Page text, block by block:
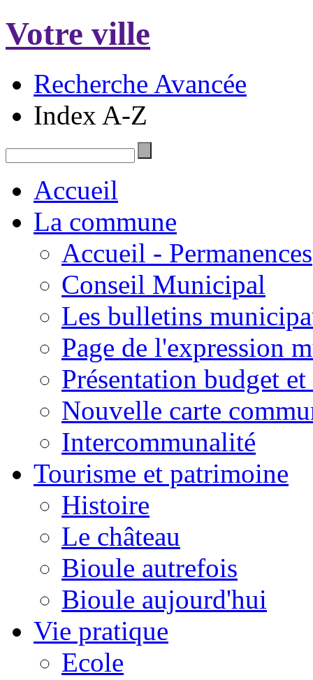
Votre ville
Recherche Avancée
Index A-Z
Accueil
La commune
Accueil - Permanences
Conseil Municipal
Les bulletins
Page de l'expression
Présentation budget
Nouvelle carte
Intercommunalité
Tourisme et patrimoine
Histoire
Le château
Bioule autrefois
Bioule aujourd'hui
Vie pratique
Ecole